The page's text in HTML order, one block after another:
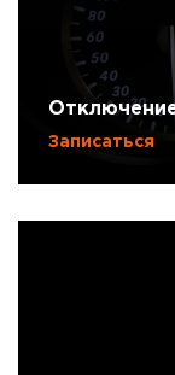
Записаться